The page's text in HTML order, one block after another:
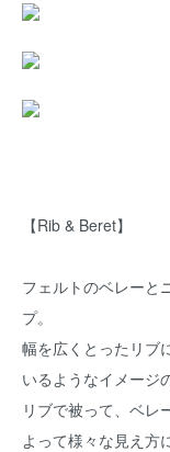
【Rib & Beret】
フェルトのベレーと
プ。
幅を広くとったリブ
いるようなイメージ
リブで被って、ベレ
よって様々な見え方